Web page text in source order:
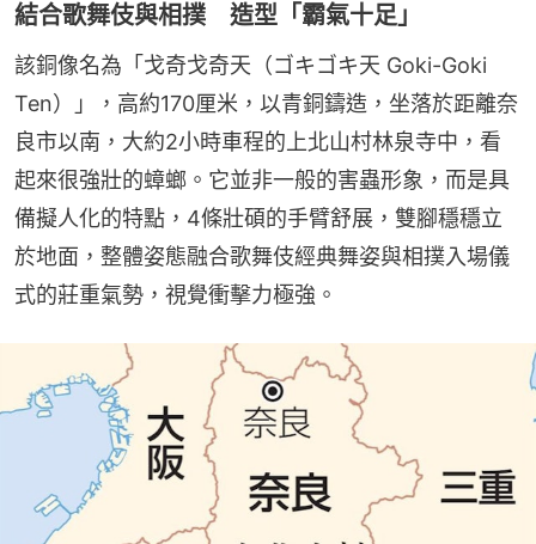
結合歌舞伎與相撲 造型「霸氣十足」
該銅像名為「戈奇戈奇天（ゴキゴキ天 Goki-Goki
Ten）」，高約170厘米，以青銅鑄造，坐落於距離奈
良市以南，大約2小時車程的上北山村林泉寺中，看
起來很強壯的蟑螂。它並非一般的害蟲形象，而是具
備擬人化的特點，4條壯碩的手臂舒展，雙腳穩穩立
於地面，整體姿態融合歌舞伎經典舞姿與相撲入場儀
式的莊重氣勢，視覺衝擊力極強。